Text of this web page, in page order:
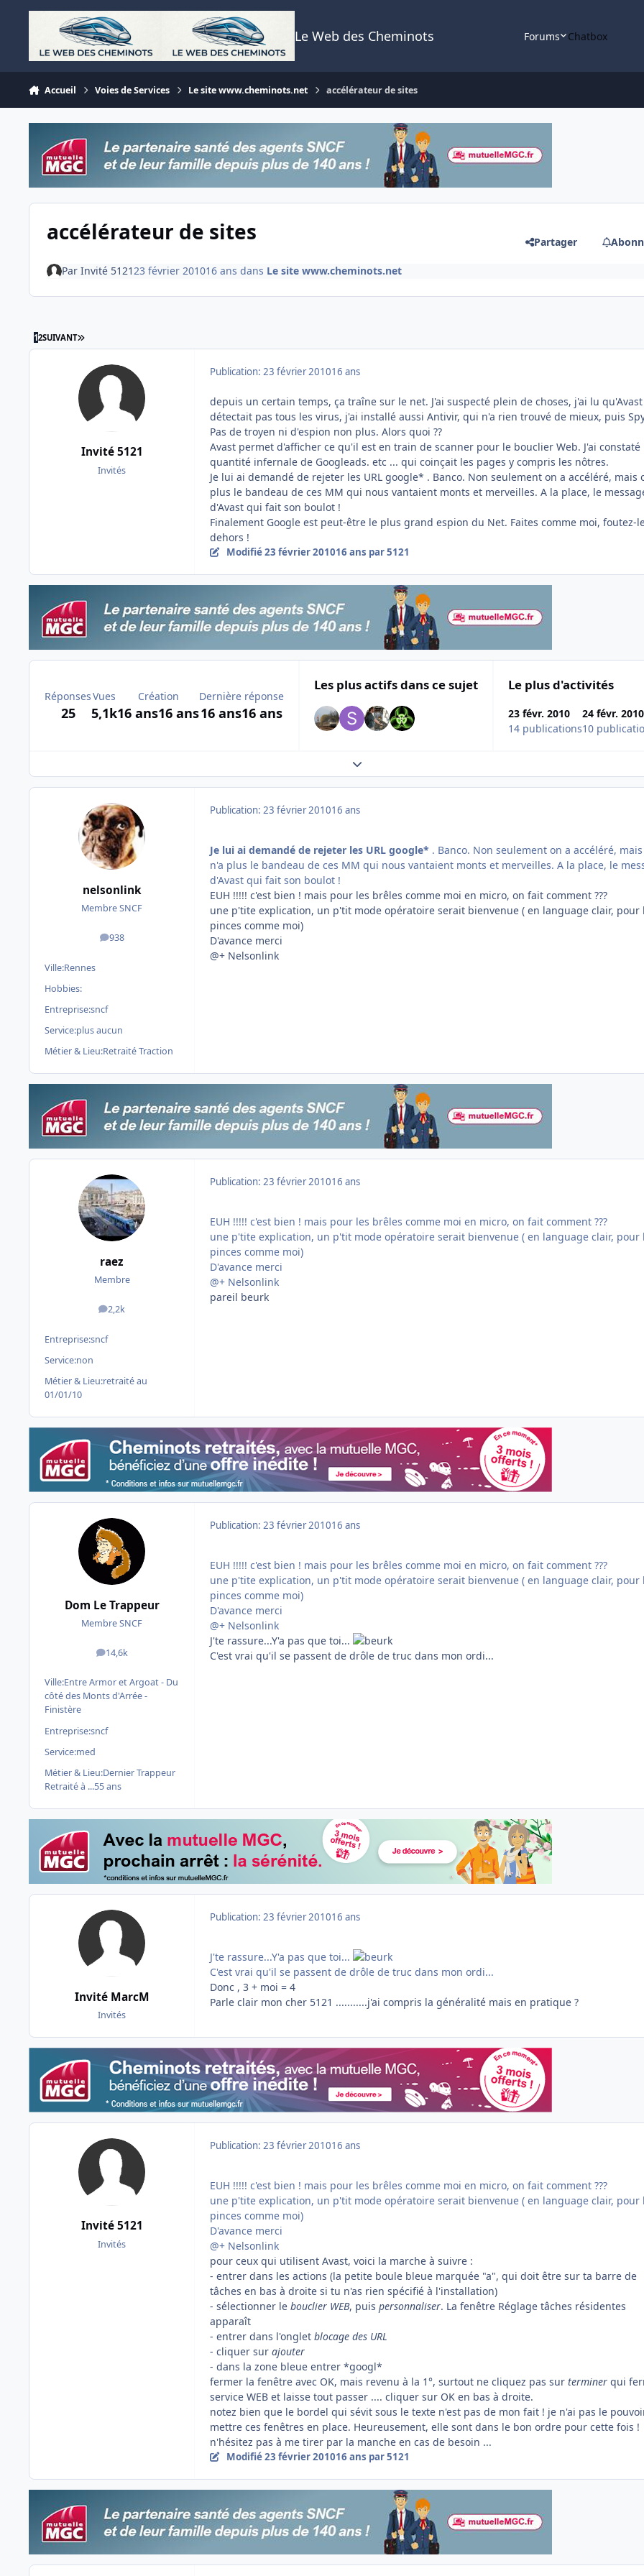
Aller au contenu
Le Web des Cheminots Forums Chatbox
Accueil Voies de Services Le site www.cheminots.net accélérateur de sites
accélérateur de sites Partager
Par Invité 512123 février 201016 ans dans Le site www.cheminots.net
12SUIVANT DERNIÈRE PAGE
Invité 5121
Invités
Publication: 23 février 201016 ans
depuis un certain temps, ça traîne sur le net. J'ai suspecté plein de choses, j'ai lu
détectait pas tous les virus, j'ai installé aussi Antivir, qui n'a rien trouvé de mieux, puis
Pas de troyen ni d'espion non plus. Alors quoi ??
Avast permet d'afficher ce qu'il est en train de scanner pour le bouclier Web. J'ai constaté
quantité infernale de Googleads. etc ... qui coinçait les pages y compris les nôtres.
Je lui ai demandé de rejeter les URL google* . Banco. Non seulement on a accéléré, mais
plus le bandeau de ces MM qui nous vantaient monts et merveilles. A la place, le
d'Avast qui fait son boulot !
Finalement Google est peut-être le plus grand espion du Net. Faites comme moi, foutez-
dehors !
Modifié23 février 201016 ans par 5121
Réponses
25
Vues
5,1k
Création
16 ans16 ans
Dernière réponse
16 ans16 ans
Les plus actifs dans ce sujet Le plus d'activités
23 févr. 2010
14 publications
24 févr. 2010
10
Expand topic overview
nelsonlink
Membre SNCF
938
messages
Ville:Rennes
Hobbies:
Entreprise:sncf
Service:plus aucun
Métier & Lieu:Retraité Traction
Publication: 23 février 201016 ans
Je lui ai demandé de rejeter les URL google* . Banco. Non seulement on a accéléré,
n'a plus le bandeau de ces MM qui nous vantaient monts et merveilles. A la place, le
d'Avast qui fait son boulot !
EUH !!!!! c'est bien ! mais pour les brêles comme moi en micro, on fait comment ???
une p'tite explication, un p'tit mode opératoire serait bienvenue ( en language clair, pour
pinces comme moi)
D'avance merci
@+ Nelsonlink
raez
Membre
2,2k
messages
Entreprise:sncf
Service:non
Métier & Lieu:retraité au
01/01/10
Publication: 23 février 201016 ans
EUH !!!!! c'est bien ! mais pour les brêles comme moi en micro, on fait comment ???
une p'tite explication, un p'tit mode opératoire serait bienvenue ( en language clair, pour
pinces comme moi)
D'avance merci
@+ Nelsonlink
pareil beurk
Dom Le Trappeur
Membre SNCF
14,6k
messages
Ville:Entre Armor et Argoat - Du
côté des Monts d'Arrée -
Finistère
Entreprise:sncf
Service:med
Métier & Lieu:Dernier Trappeur
Retraité à ...55 ans
Publication: 23 février 201016 ans
EUH !!!!! c'est bien ! mais pour les brêles comme moi en micro, on fait comment ???
une p'tite explication, un p'tit mode opératoire serait bienvenue ( en language clair, pour
pinces comme moi)
D'avance merci
@+ Nelsonlink
J'te rassure...Y'a pas que toi...
C'est vrai qu'il se passent de drôle de truc dans mon ordi...
Invité MarcM
Invités
Publication: 23 février 201016 ans
J'te rassure...Y'a pas que toi...
C'est vrai qu'il se passent de drôle de truc dans mon ordi...
Donc , 3 + moi = 4
Parle clair mon cher 5121 ...........j'ai compris la généralité mais en pratique ?
Invité 5121
Invités
Publication: 23 février 201016 ans
EUH !!!!! c'est bien ! mais pour les brêles comme moi en micro, on fait comment ???
une p'tite explication, un p'tit mode opératoire serait bienvenue ( en language clair, pour
pinces comme moi)
D'avance merci
@+ Nelsonlink
pour ceux qui utilisent Avast, voici la marche à suivre :
- entrer dans les actions (la petite boule bleue marquée "a", qui doit être sur ta barre de
tâches en bas à droite si tu n'as rien spécifié à l'installation)
- sélectionner le bouclier WEB, puis personnaliser. La fenêtre Réglage tâches résidentes
apparaît
- entrer dans l'onglet blocage des URL
- cliquer sur ajouter
- dans la zone bleue entrer *googl*
fermer la fenêtre avec OK, mais revenu à la 1°, surtout ne cliquez pas sur terminer qui
service WEB et laisse tout passer .... cliquer sur OK en bas à droite.
notez bien que le bordel qui sévit sous le texte n'est pas de mon fait ! je n'ai pas le
mettre ces fenêtres en place. Heureusement, elle sont dans le bon ordre pour cette fois !
n'hésitez pas à me tirer par la manche en cas de besoin ...
Modifié23 février 201016 ans par 5121